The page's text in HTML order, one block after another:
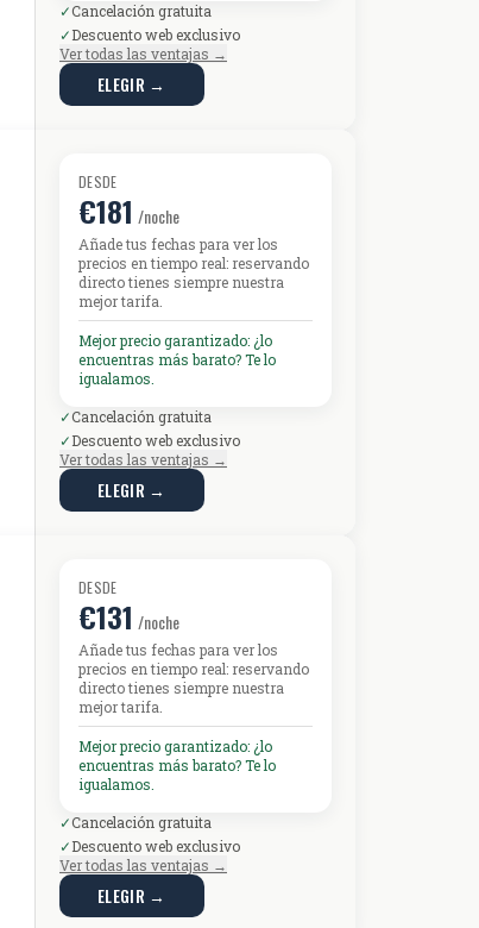
✓Cancelación gratuita
✓Descuento web exclusivo
Ver todas las ventajas →
ELEGIR →
DESDE
€181 /noche
Añade tus fechas para ver los
precios en tiempo real: reservando
directo tienes siempre nuestra
mejor tarifa.
Mejor precio garantizado: ¿lo
encuentras más barato? Te lo
igualamos.
✓Cancelación gratuita
✓Descuento web exclusivo
Ver todas las ventajas →
ELEGIR →
DESDE
€131 /noche
Añade tus fechas para ver los
precios en tiempo real: reservando
directo tienes siempre nuestra
mejor tarifa.
Mejor precio garantizado: ¿lo
encuentras más barato? Te lo
igualamos.
✓Cancelación gratuita
✓Descuento web exclusivo
Ver todas las ventajas →
ELEGIR →